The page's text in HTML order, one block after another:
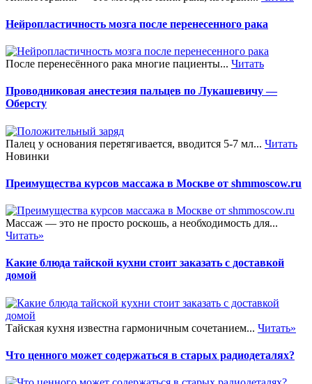
Нейропластичность мозга после перенесенного рака
После перенесённого рака многие пациенты... Читать
Проводниковая анестезия пальцев по Лукашевичу —
Оберсту
Палец у основания перетягивается, вводится 5-7 мл... Читать
Новинки
Преимущества курсов массажа в Москве от shmmoscow.ru
Массаж — это не просто роскошь, а необходимость для...
Читать»
Какие блюда тайской кухни стоит заказать с доставкой
домой
Тайская кухня известна гармоничным сочетанием... Читать»
Что ценного может содержаться в старых радиодеталях?